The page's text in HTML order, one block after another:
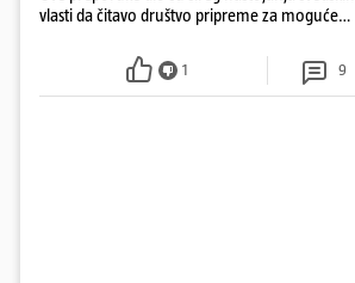
vlasti da čitavo društvo pripreme za moguće
1 9